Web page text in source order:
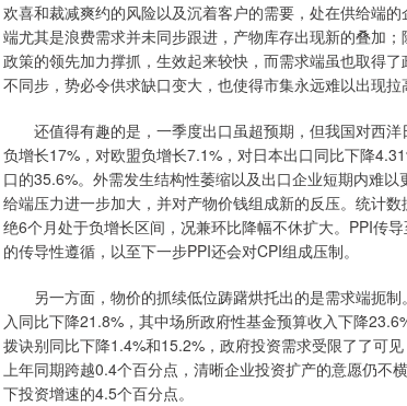
欢喜和裁减爽约的风险以及沉着客户的需要，处在供给端
端尤其是浪费需求并未同步跟进，产物库存出现新的叠加
政策的领先加力撑抓，生效起来较快，而需求端虽也取得
不同步，势必令供求缺口变大，也使得市集永远难以出现拉
还值得有趣的是，一季度出口虽超预期，但我国对西
负增长17%，对欧盟负增长7.1%，对日本出口同比下降
口的35.6%。外需发生结构性萎缩以及出口企业短期内难
给端压力进一步加大，并对产物价钱组成新的反压。统计
绝6个月处于负增长区间，况兼环比降幅不休扩大。PPI传
的传导性遵循，以至下一步PPI还会对CPI组成压制。
另一方面，物价的抓续低位踌躇烘托出的是需求端扼
入同比下降21.8%，其中场所政府性基金预算收入下降
拨诀别同比下降1.4%和15.2%，政府投资需求受限了了可
上年同期跨越0.4个百分点，清晰企业投资扩产的意愿仍不
下投资增速的4.5个百分点。